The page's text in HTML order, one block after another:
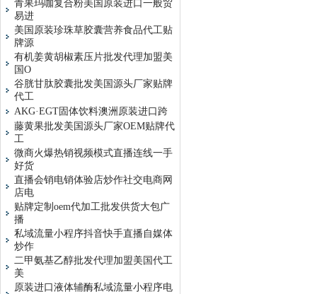
青果玛咖复合粉美国原装进口一般贸
易进
美国原装珍珠草胶囊营养食品代工贴
牌源
有机姜黄胡椒素压片批发代理加盟美
国O
谷胱甘肽胶囊批发美国源头厂家贴牌
代工
AKG·EGT固体饮料澳洲原装进口跨
藤黄果批发美国源头厂家OEM贴牌代
工
微商火爆热销视频模式直播连线一手
好货
直播会销电销体验店炒作社交电商网
店电
贴牌定制oem代加工批发供货大包广
播
私域流量小程序抖音快手直播自媒体
炒作
二甲氨基乙醇批发代理加盟美国代工
美
原装进口液体辅酶私域流量小程序电